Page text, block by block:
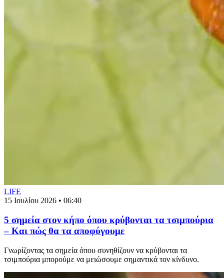
LIFE
15 Ιουλίου 2026 • 06:40
5 σημεία στον κήπο όπου κρύβονται τα τσιμπούρια
– Και πώς θα τα αποφύγουμε
Γνωρίζοντας τα σημεία όπου συνηθίζουν να κρύβονται τα
τσιμπούρια μπορούμε να μειώσουμε σημαντικά τον κίνδυνο.